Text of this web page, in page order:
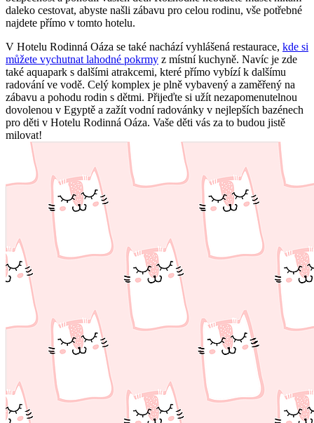
daleko cestovat, abyste našli zábavu pro celou rodinu, vše potřebné
najdete přímo v tomto hotelu.
V Hotelu Rodinná Oáza se také nachází vyhlášená restaurace, kde si
můžete vychutnat lahodné pokrmy z místní kuchyně. Navíc je zde
také aquapark s dalšími atrakcemi, které přímo vybízí k dalšímu
radování ve vodě. Celý komplex je plně vybavený a zaměřený na
zábavu a pohodu rodin s dětmi. Přijeďte si užít nezapomenutelnou
dovolenou v Egyptě a zažít vodní radovánky v nejlepších bazénech
pro děti v Hotelu Rodinná Oáza. Vaše děti vás za to budou jistě
milovat!